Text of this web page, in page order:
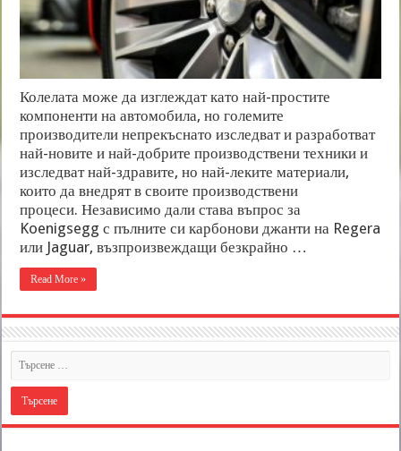
Колелата може да изглеждат като най-простите
компоненти на автомобила, но големите
производители непрекъснато изследват и разработват
най-новите и най-добрите производствени техники и
изследват най-здравите, но най-леките материали,
които да внедрят в своите производствени
процеси. Независимо дали става въпрос за
Koenigsegg с пълните си карбонови джанти на Regera
или Jaguar, възпроизвеждащи безкрайно …
Read More »